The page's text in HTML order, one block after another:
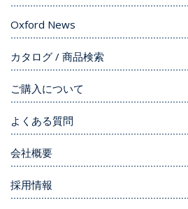
Oxford News
カタログ / 商品検索
ご購入について
よくある質問
会社概要
採用情報